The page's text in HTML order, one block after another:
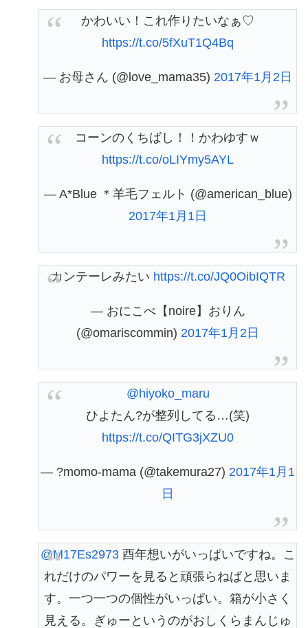
かわいい！これ作りたいなぁ♡
https://t.co/5fXuT1Q4Bq
— お母さん (@love_mama35) 2017年1月2日
コーンのくちばし！！かわゆすｗ
https://t.co/oLIYmy5AYL
— A*Blue ＊羊毛フェルト (@american_blue)
2017年1月1日
カンテーレみたい https://t.co/JQ0OibIQTR
— おにこべ【noire】おりん
(@omariscommin) 2017年1月2日
@hiyoko_maru
ひよたん?が整列してる…(笑)
https://t.co/QITG3jXZU0
— ?momo-mama (@takemura27) 2017年1月1
日
@M17Es2973酉年想いがいっぱいですね。こ
れだけのパワーを見ると頑張らねばと思いま
す。一つ一つの個性がいっぱい。箱が小さく
見える。ぎゅーというのがおしくらまんじゅ